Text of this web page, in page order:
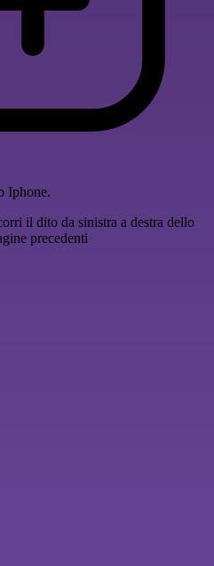
Iphone.
il dito da sinistra a destra dello
precedenti